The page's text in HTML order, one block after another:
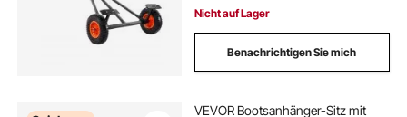
Nicht auf Lager
Benachrichtigen Sie mich
VEVOR Bootsanhänger-Sitz mit